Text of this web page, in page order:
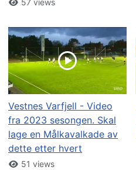
57 views
Vestnes Varfjell - Video
fra 2023 sesongen. Skal
lage en Målkavalkade av
dette etter hvert
51 views